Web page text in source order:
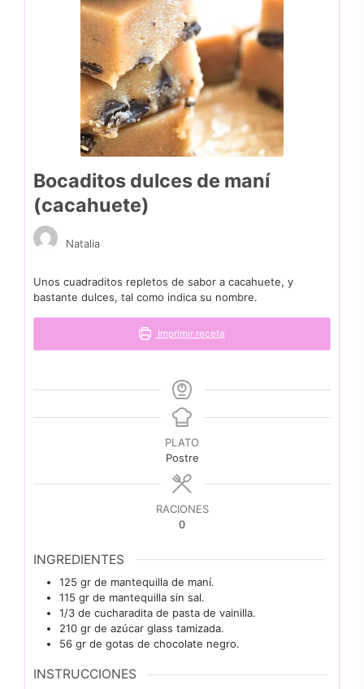
Bocaditos dulces de maní
(cacahuete)
Natalia
Unos cuadraditos repletos de sabor a cacahuete, y
bastante dulces, tal como indica su nombre.
Imprimir receta
PLATO
Postre
RACIONES
0
INGREDIENTES
125 gr de mantequilla de maní.
115 gr de mantequilla sin sal.
1/3 de cucharadita de pasta de vainilla.
210 gr de azúcar glass tamizada.
56 gr de gotas de chocolate negro.
INSTRUCCIONES